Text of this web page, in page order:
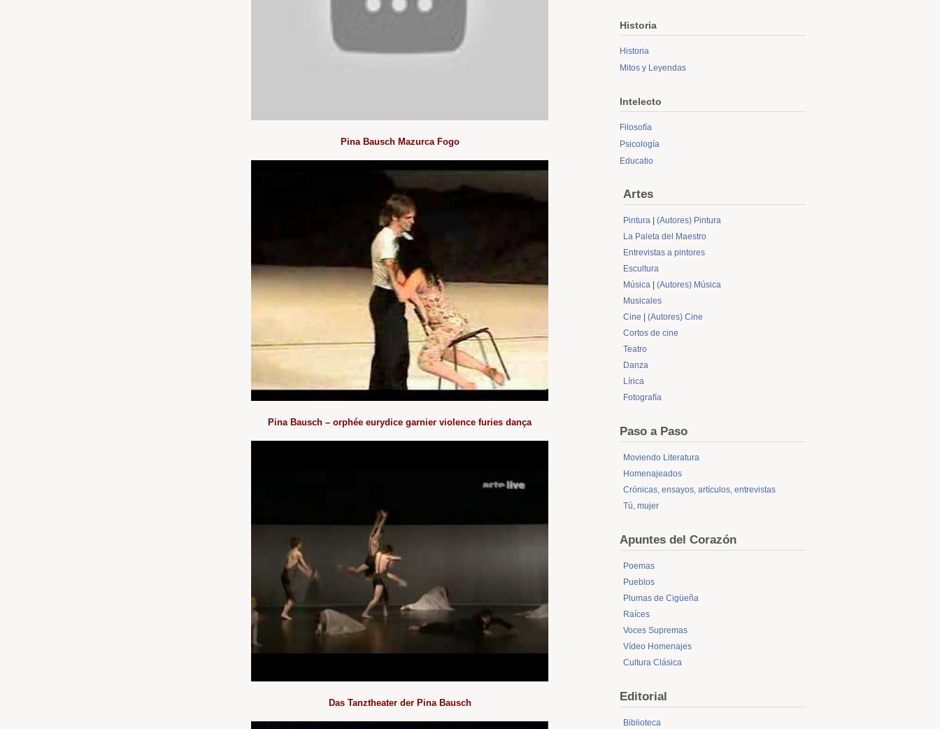
Pina Bausch Mazurca Fogo
Pina Bausch – orphée eurydice garnier violence furies dança
Das Tanztheater der Pina Bausch
Historia
Historia
Mitos y Leyendas
Intelecto
Filosofía
Psicología
Educatio
Artes
Pintura
(Autores) Pintura
La Paleta del Maestro
Entrevistas a pintores
Escultura
Música
(Autores) Música
Musicales
Cine
(Autores) Cine
Cortos de cine
Teatro
Danza
Lírica
Fotografía
Paso a Paso
Moviendo Literatura
Homenajeados
Crónicas, ensayos, artículos, entrevistas
Tú, mujer
Apuntes del Corazón
Poemas
Pueblos
Plumas de Cigüeña
Raíces
Voces Supremas
Vídeo Homenajes
Cultura Clásica
Editorial
Biblioteca